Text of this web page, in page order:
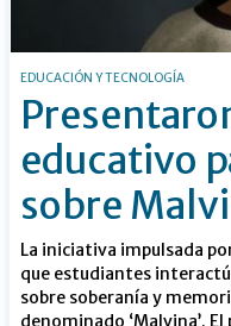
EDUCACIÓN Y TECNOLOGÍA
educativo
sobre
La iniciativa impulsada
que estudiantes
sobre soberanía y
denominado ‘Malvina’.